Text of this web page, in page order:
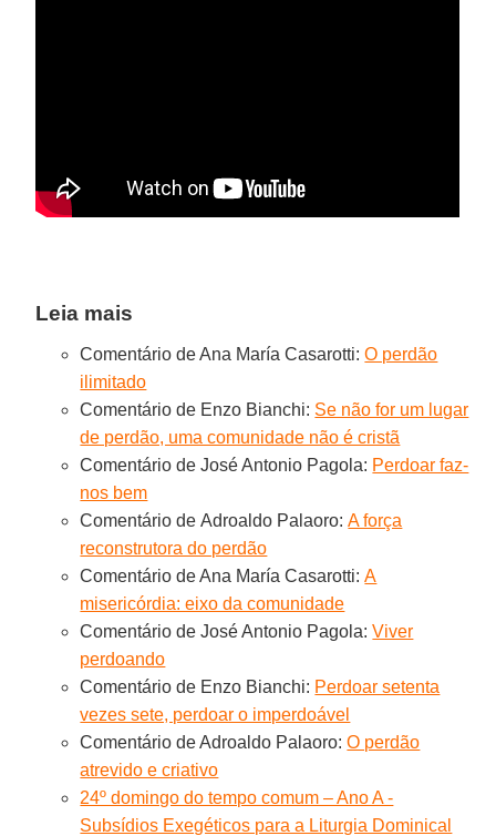
Leia mais
Comentário de Ana María Casarotti:O perdão
ilimitado
Comentário de Enzo Bianchi: Se não for um lugar
de perdão, uma comunidade não é cristã
Comentário de José Antonio Pagola: Perdoar faz-
nos bem
Comentário de Adroaldo Palaoro:A força
reconstrutora do perdão
Comentário de Ana María Casarotti:A
misericórdia: eixo da comunidade
Comentário de José Antonio Pagola:Viver
perdoando
Comentário de Enzo Bianchi: Perdoar setenta
vezes sete, perdoar o imperdoável
Comentário de Adroaldo Palaoro:O perdão
atrevido e criativo
24º domingo do tempo comum – Ano A -
Subsídios Exegéticos para a Liturgia Dominical